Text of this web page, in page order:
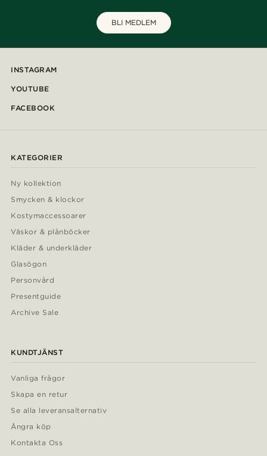
BLI MEDLEM
INSTAGRAM
YOUTUBE
FACEBOOK
KATEGORIER
Ny kollektion
Smycken & klockor
Kostymaccessoarer
Väskor & plånböcker
Kläder & underkläder
Glasögon
Personvård
Presentguide
Archive Sale
KUNDTJÄNST
Vanliga frågor
Skapa en retur
Se alla leveransalternativ
Ångra köp
Kontakta Oss